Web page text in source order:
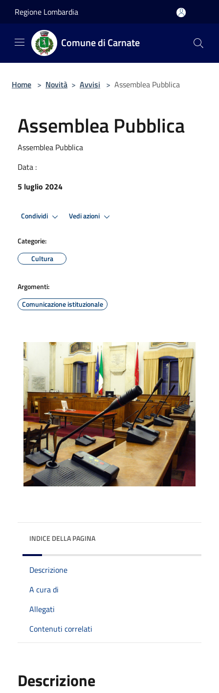
Regione Lombardia
Comune di Carnate
Home > Novità > Avvisi > Assemblea Pubblica
Assemblea Pubblica
Assemblea Pubblica
Data :
5 luglio 2024
Condividi Vedi azioni
Categorie:
Cultura
Argomenti:
Comunicazione istituzionale
INDICE DELLA PAGINA
Descrizione
A cura di
Allegati
Contenuti correlati
Descrizione